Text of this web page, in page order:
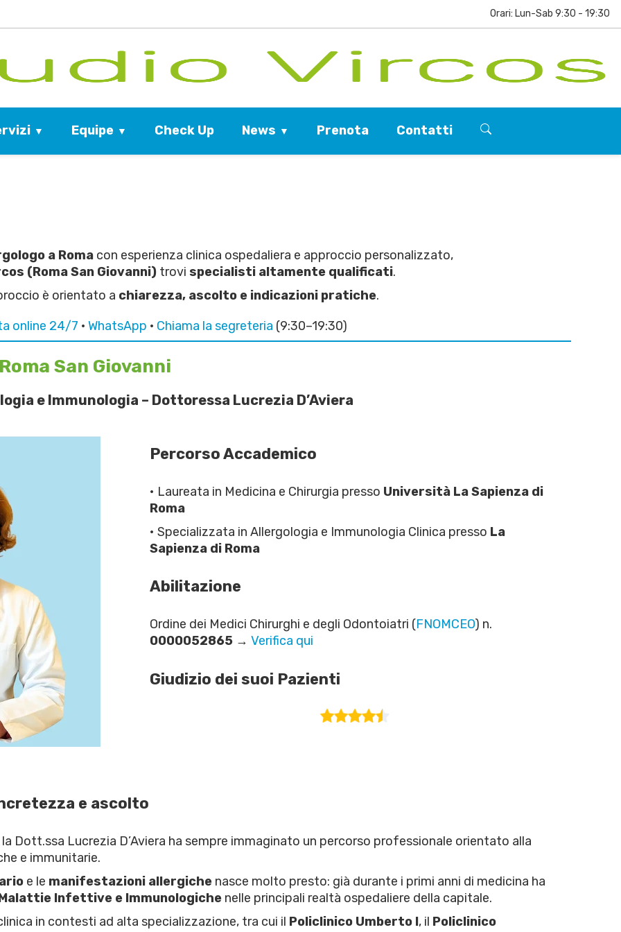
Orari: Lun-Sab 9:30 - 19:30
Equipe Check Up News Prenota Contatti
a Roma con esperienza clinica ospedaliera e approccio personalizzato,
(Roma San Giovanni)trovi specialisti altamente qualificati.
è orientato a chiarezza, ascolto e indicazioni pratiche.
online 24/7 · WhatsApp · Chiama la segreteria (9:30–19:30)
San Giovanni
e Immunologia – Dottoressa Lucrezia D’Aviera
Percorso Accademico
• Laureata in Medicina e Chirurgia presso Università La Sapienza di
Roma
• Specializzata in Allergologia e Immunologia Clinica presso La
Sapienza di Roma
Abilitazione
Ordine dei Medici Chirurghi e degli Odontoiatri (FNOMCEO) n.
0000052865 → Verifica qui
Giudizio dei suoi Pazienti
e ascolto
Dott.ssa Lucrezia D’Aviera ha sempre immaginato un percorso professionale orientato alla
e immunitarie.
e le manifestazioni allergiche nasce molto presto: già durante i primi anni di medicina ha
Infettive e Immunologiche nelle principali realtà ospedaliere della capitale.
in contesti ad alta specializzazione, tra cui il Policlinico Umberto I, il Policlinico